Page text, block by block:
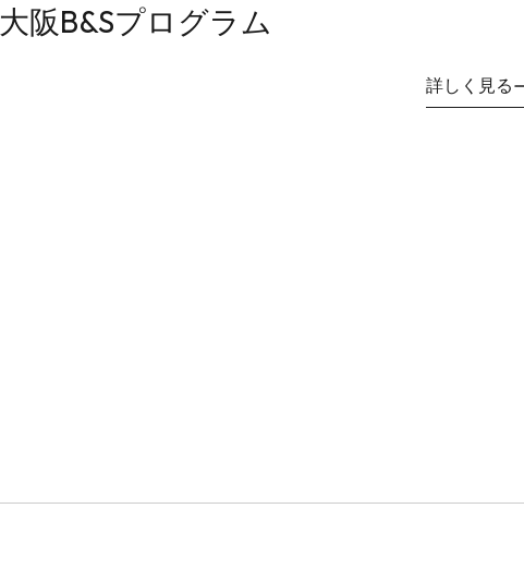
大阪B&Sプログラム
詳しく見る